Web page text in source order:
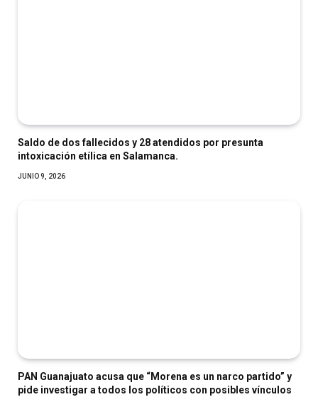
Saldo de dos fallecidos y 28 atendidos por presunta
intoxicación etílica en Salamanca.
JUNIO 9, 2026
PAN Guanajuato acusa que “Morena es un narco partido” y
pide investigar a todos los políticos con posibles vínculos